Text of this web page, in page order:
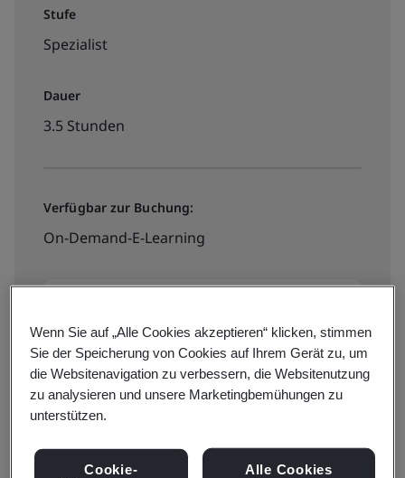
Stufe
Spezialist
Dauer
3.5 Stunden
Verfügbar zur Buchung:
On-Demand-E-Learning
Book your place
Wenn Sie auf „Alle Cookies akzeptieren“ klicken, stimmen
Sie der Speicherung von Cookies auf Ihrem Gerät zu, um
die Websitenavigation zu verbessern, die Websitenutzung
zu analysieren und unsere Marketingbemühungen zu
unterstützen.
Cookie-
Alle Cookies